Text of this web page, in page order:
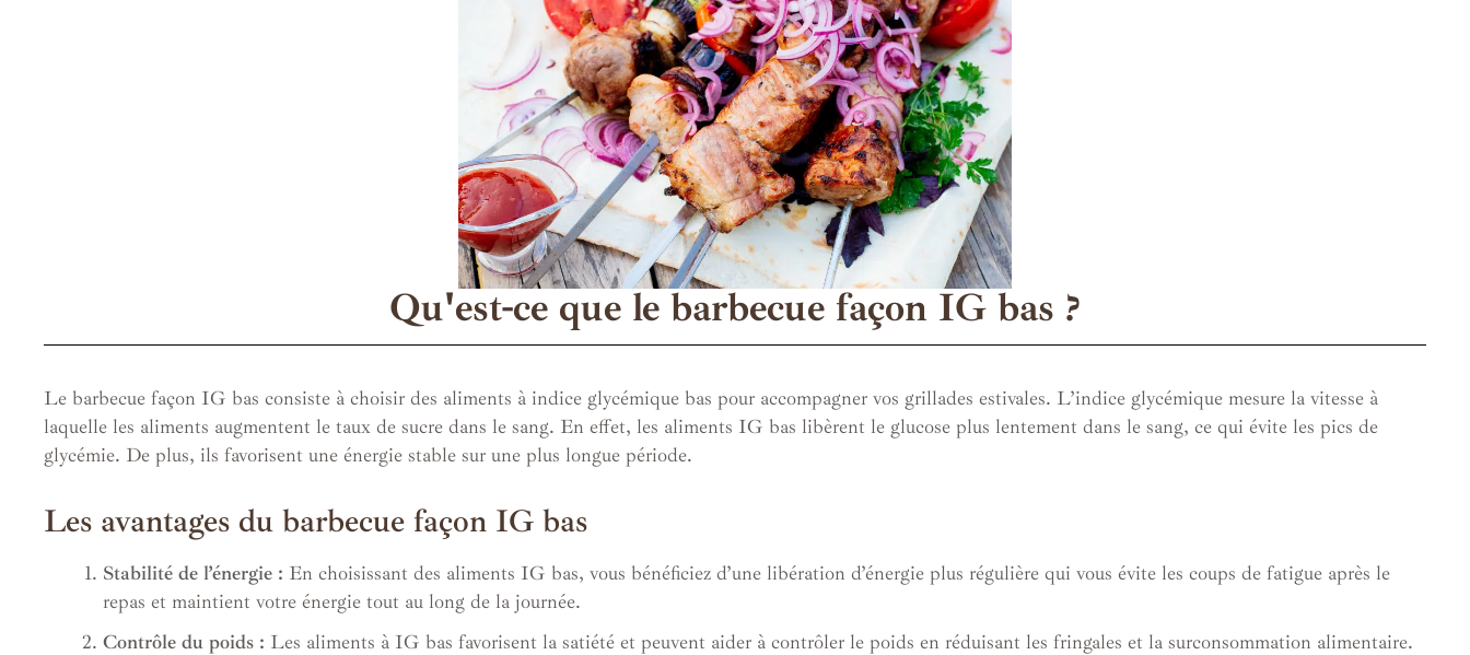
Qu'est-ce que le barbecue façon IG bas ?
Le barbecue façon IG bas consiste à choisir des aliments à indice glycémique bas pour accompagner vos grillades estivales. L’indice glycémique mesure la vitesse à
laquelle les aliments augmentent le taux de sucre dans le sang. En effet, les aliments IG bas libèrent le glucose plus lentement dans le sang, ce qui évite les pics de
glycémie. De plus, ils favorisent une énergie stable sur une plus longue période.
Les avantages du barbecue façon IG bas
Stabilité de l’énergie : En choisissant des aliments IG bas, vous bénéficiez d’une libération d’énergie plus régulière qui vous évite les coups de fatigue après le
repas et maintient votre énergie tout au long de la journée.
Contrôle du poids : Les aliments à IG bas favorisent la satiété et peuvent aider à contrôler le poids en réduisant les fringales et la surconsommation alimentaire.